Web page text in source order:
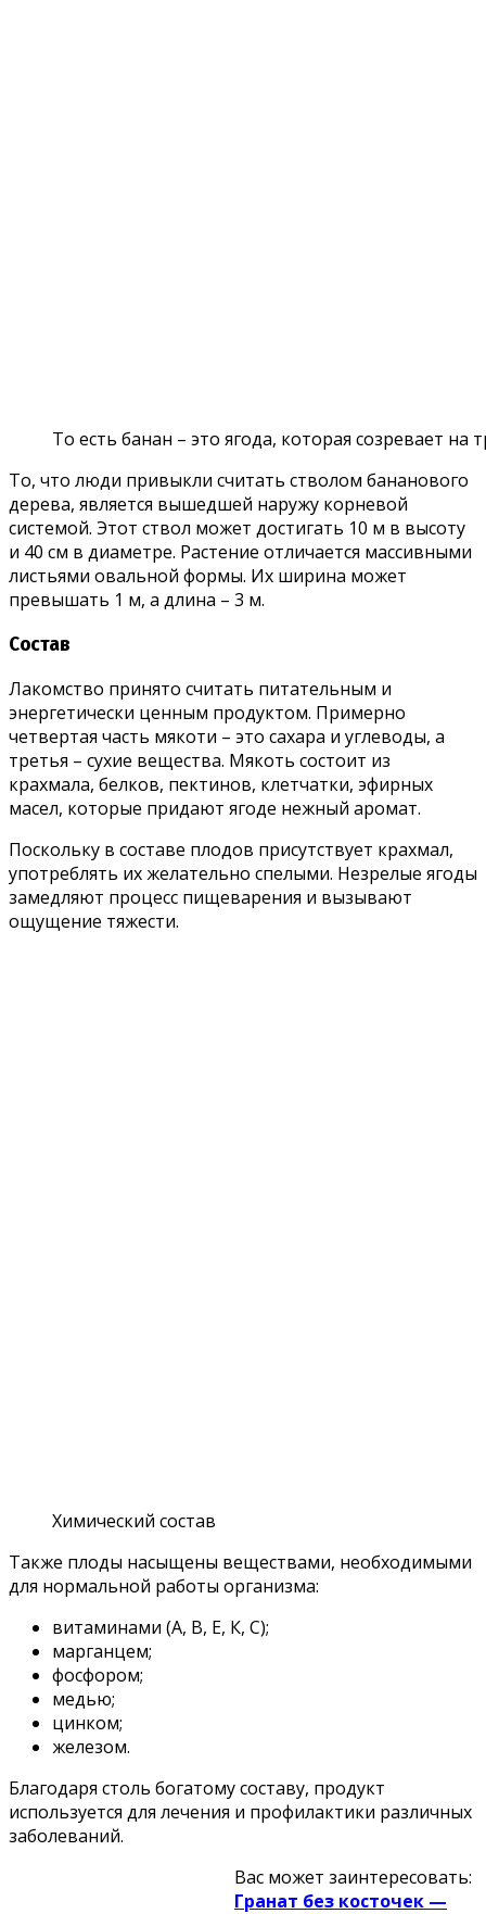
То есть банан – это ягода, которая созревает на
То, что люди привыкли считать стволом бананового
дерева, является вышедшей наружу корневой
системой. Этот ствол может достигать 10 м в высоту
и 40 см в диаметре. Растение отличается массивными
листьями овальной формы. Их ширина может
превышать 1 м, а длина – 3 м.
Состав
Лакомство принято считать питательным и
энергетически ценным продуктом. Примерно
четвертая часть мякоти – это сахара и углеводы, а
третья – сухие вещества. Мякоть состоит из
крахмала, белков, пектинов, клетчатки, эфирных
масел, которые придают ягоде нежный аромат.
Поскольку в составе плодов присутствует крахмал,
употреблять их желательно спелыми. Незрелые ягоды
замедляют процесс пищеварения и вызывают
ощущение тяжести.
Химический состав
Также плоды насыщены веществами, необходимыми
для нормальной работы организма:
витаминами (А, В, Е, К, С);
марганцем;
фосфором;
медью;
цинком;
железом.
Благодаря столь богатому составу, продукт
используется для лечения и профилактики различных
заболеваний.
Вас может заинтересовать:
Гранат без косточек —